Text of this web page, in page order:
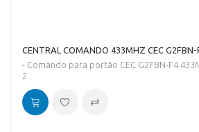
CENTRAL COMANDO 433MHZ CEC G2FBN-
- Comando para portão CEC G2FBN-F4
2..